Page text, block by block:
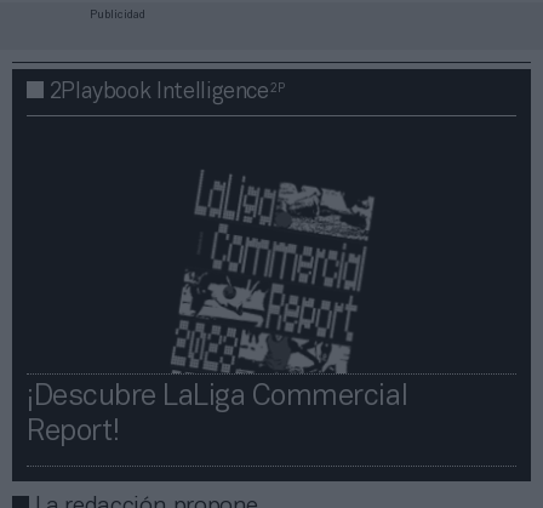
Publicidad
2Playbook Intelligence2P
¡Descubre LaLiga Commercial
Report!​​